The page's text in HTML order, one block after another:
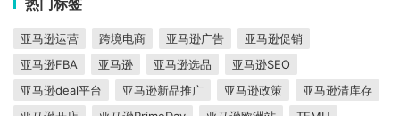
热门标签
亚马逊运营 跨境电商 亚马逊广告
亚马逊促销
亚马逊FBA
亚马逊 亚马逊选品
亚马逊SEO
亚马逊deal平台
亚马逊新品推广 亚马逊政策
亚马逊清库存